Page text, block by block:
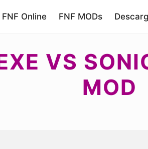
FNF Online FNF MODs
VS
MOD